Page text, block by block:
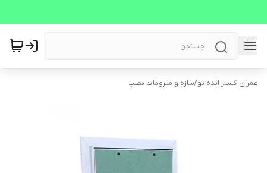
عمران گستر ایده نو/سازه و ملزومات نصب